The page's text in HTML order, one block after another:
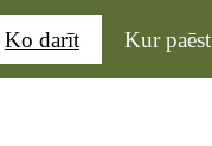
Ko darīt Kur paēst